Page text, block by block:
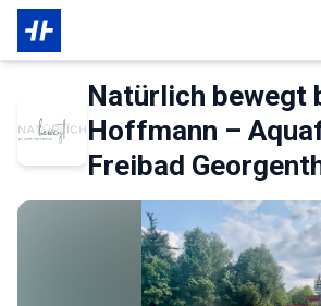
Über den Partner
Natürlich bewegt
Hoffmann –
Freibad